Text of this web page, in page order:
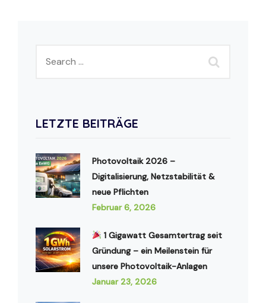
LETZTE BEITRÄGE
Photovoltaik 2026 –
Digitalisierung, Netzstabilität &
neue Pflichten
Februar 6, 2026
1 Gigawatt Gesamtertrag seit
Gründung – ein Meilenstein für
unsere Photovoltaik-Anlagen
Januar 23, 2026